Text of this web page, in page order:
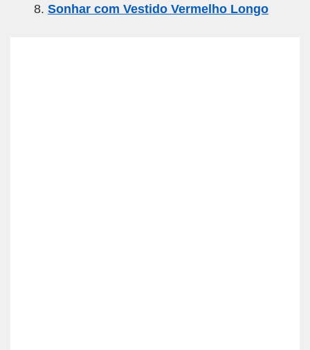
Sonhar com Vestido Vermelho Longo